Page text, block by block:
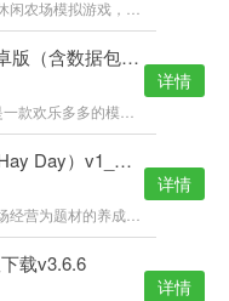
疯狂农场3中文汉化安卓版（含数据包）v1.0
详情
卡通农场iOS安卓版（Hay Day）v1_39_93
详情
载v3.6.6
详情